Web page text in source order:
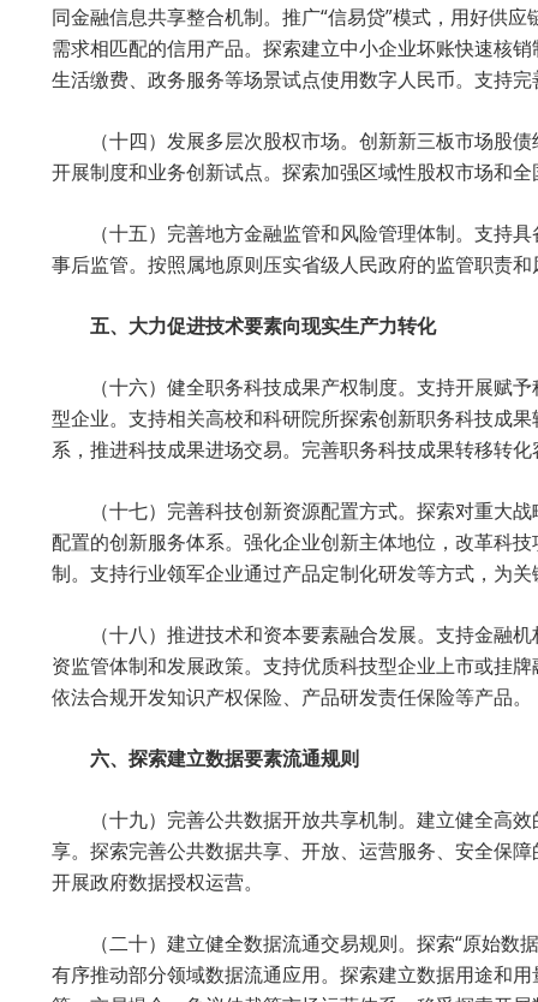
同金融信息共享整合机制。推广“信易贷”模式，用好供
需求相匹配的信用产品。探索建立中小企业坏账快速核
生活缴费、政务服务等场景试点使用数字人民币。支持
（十四）发展多层次股权市场。创新新三板市场股
开展制度和业务创新试点。探索加强区域性股权市场和
（十五）完善地方金融监管和风险管理体制。支持
事后监管。按照属地原则压实省级人民政府的监管职责
五、大力促进技术要素向现实生产力转化
（十六）健全职务科技成果产权制度。支持开展赋
型企业。支持相关高校和科研院所探索创新职务科技成
系，推进科技成果进场交易。完善职务科技成果转移转
（十七）完善科技创新资源配置方式。探索对重大
配置的创新服务体系。强化企业创新主体地位，改革科
制。支持行业领军企业通过产品定制化研发等方式，为
（十八）推进技术和资本要素融合发展。支持金融
资监管体制和发展政策。支持优质科技型企业上市或挂
依法合规开发知识产权保险、产品研发责任保险等产品。
六、探索建立数据要素流通规则
（十九）完善公共数据开放共享机制。建立健全高
享。探索完善公共数据共享、开放、运营服务、安全保
开展政府数据授权运营。
（二十）建立健全数据流通交易规则。探索“原始
有序推动部分领域数据流通应用。探索建立数据用途和